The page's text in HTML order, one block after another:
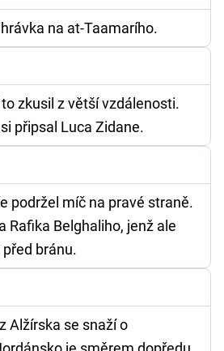
na at-Taamarího.
zkusil z větší vzdálenosti.
připsal Luca Zidane.
podržel míč na pravé straně.
Rafika Belghaliho, jenž ale
bránu.
Alžírska se snaží o